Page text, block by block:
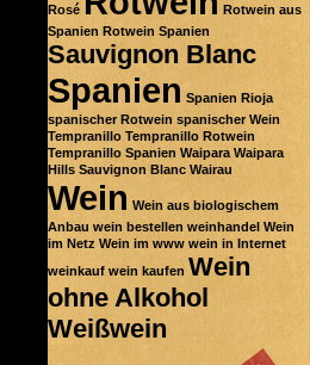
Rosé
Rotwein aus
Spanien Rotwein Spanien
Sauvignon Blanc
Spanien Spanien Rioja
spanischer Rotwein spanischer Wein
Tempranillo Tempranillo Rotwein
Tempranillo Spanien Waipara Waipara
Hills Sauvignon Blanc Wairau
Wein Wein aus biologischem
Anbau wein bestellen weinhandel Wein
im Netz Wein im www wein in Internet
weinkauf wein kaufen Wein
ohne Alkohol
Weißwein